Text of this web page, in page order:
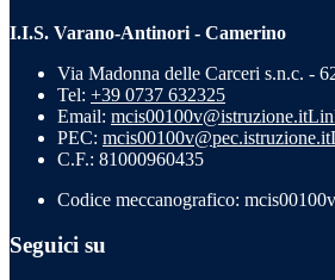
I.I.S. Varano-Antinori - Camerino
Via Madonna delle Carceri s.n.c. -
Tel: +39 0737 632325
Email: mcis00100v@istruzione.it
PEC: mcis00100v@pec.istruzione.it
C.F.: 81000960435
Codice meccanografico: mcis00100v
Seguici su